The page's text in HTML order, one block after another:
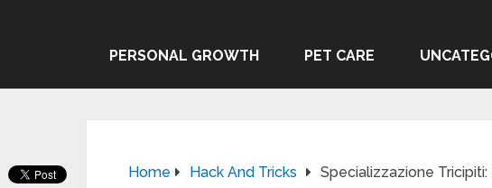
PERSONAL GROWTH PET CARE
Home Hack And Tricks Specializzazione